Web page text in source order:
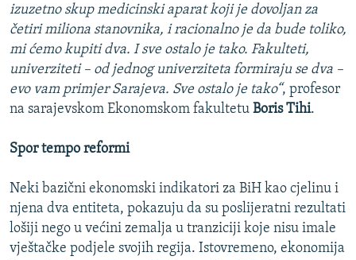
izuzetno skup medicinski aparat koji je dovoljan za
četiri miliona stanovnika, i racionalno je da bude toliko,
mi ćemo kupiti dva. I sve ostalo je tako. Fakulteti,
univerziteti – od jednog univerziteta formiraju se dva –
evo vam primjer Sarajeva. Sve ostalo je tako“, profesor
na sarajevskom Ekonomskom fakultetu Boris Tihi.
Spor tempo reformi
Neki bazični ekonomski indikatori za BiH kao cjelinu i
njena dva entiteta, pokazuju da su poslijeratni rezultati
lošiji nego u većini zemalja u tranziciji koje nisu imale
vještačke podjele svojih regija. Istovremeno, ekonomija